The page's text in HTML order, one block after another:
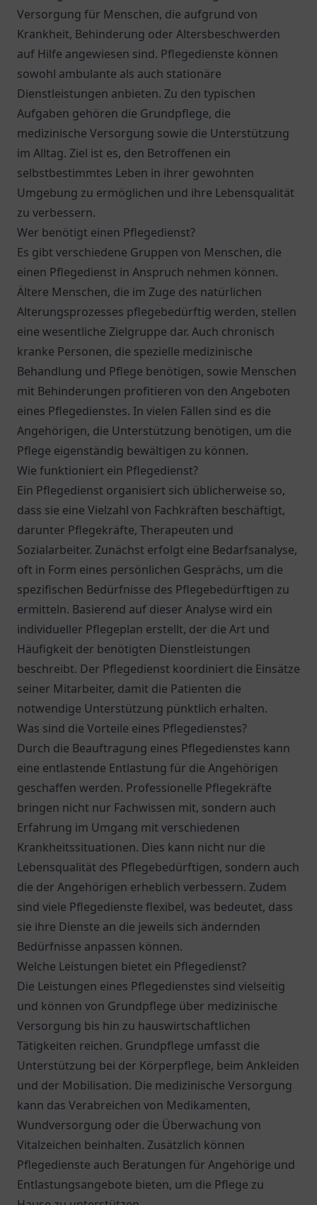
Versorgung für Menschen, die aufgrund von
Krankheit, Behinderung oder Altersbeschwerden
auf Hilfe angewiesen sind. Pflegedienste können
sowohl ambulante als auch stationäre
Dienstleistungen anbieten. Zu den typischen
Aufgaben gehören die Grundpflege, die
medizinische Versorgung sowie die Unterstützung
im Alltag. Ziel ist es, den Betroffenen ein
selbstbestimmtes Leben in ihrer gewohnten
Umgebung zu ermöglichen und ihre Lebensqualität
zu verbessern.
Wer benötigt einen Pflegedienst?
Es gibt verschiedene Gruppen von Menschen, die
einen Pflegedienst in Anspruch nehmen können.
Ältere Menschen, die im Zuge des natürlichen
Alterungsprozesses pflegebedürftig werden, stellen
eine wesentliche Zielgruppe dar. Auch chronisch
kranke Personen, die spezielle medizinische
Behandlung und Pflege benötigen, sowie Menschen
mit Behinderungen profitieren von den Angeboten
eines Pflegedienstes. In vielen Fällen sind es die
Angehörigen, die Unterstützung benötigen, um die
Pflege eigenständig bewältigen zu können.
Wie funktioniert ein Pflegedienst?
Ein Pflegedienst organisiert sich üblicherweise so,
dass sie eine Vielzahl von Fachkräften beschäftigt,
darunter Pflegekräfte, Therapeuten und
Sozialarbeiter. Zunächst erfolgt eine Bedarfsanalyse,
oft in Form eines persönlichen Gesprächs, um die
spezifischen Bedürfnisse des Pflegebedürftigen zu
ermitteln. Basierend auf dieser Analyse wird ein
individueller Pflegeplan erstellt, der die Art und
Häufigkeit der benötigten Dienstleistungen
beschreibt. Der Pflegedienst koordiniert die Einsätze
seiner Mitarbeiter, damit die Patienten die
notwendige Unterstützung pünktlich erhalten.
Was sind die Vorteile eines Pflegedienstes?
Durch die Beauftragung eines Pflegedienstes kann
eine entlastende Entlastung für die Angehörigen
geschaffen werden. Professionelle Pflegekräfte
bringen nicht nur Fachwissen mit, sondern auch
Erfahrung im Umgang mit verschiedenen
Krankheitssituationen. Dies kann nicht nur die
Lebensqualität des Pflegebedürftigen, sondern auch
die der Angehörigen erheblich verbessern. Zudem
sind viele Pflegedienste flexibel, was bedeutet, dass
sie ihre Dienste an die jeweils sich ändernden
Bedürfnisse anpassen können.
Welche Leistungen bietet ein Pflegedienst?
Die Leistungen eines Pflegedienstes sind vielseitig
und können von Grundpflege über medizinische
Versorgung bis hin zu hauswirtschaftlichen
Tätigkeiten reichen. Grundpflege umfasst die
Unterstützung bei der Körperpflege, beim Ankleiden
und der Mobilisation. Die medizinische Versorgung
kann das Verabreichen von Medikamenten,
Wundversorgung oder die Überwachung von
Vitalzeichen beinhalten. Zusätzlich können
Pflegedienste auch Beratungen für Angehörige und
Entlastungsangebote bieten, um die Pflege zu